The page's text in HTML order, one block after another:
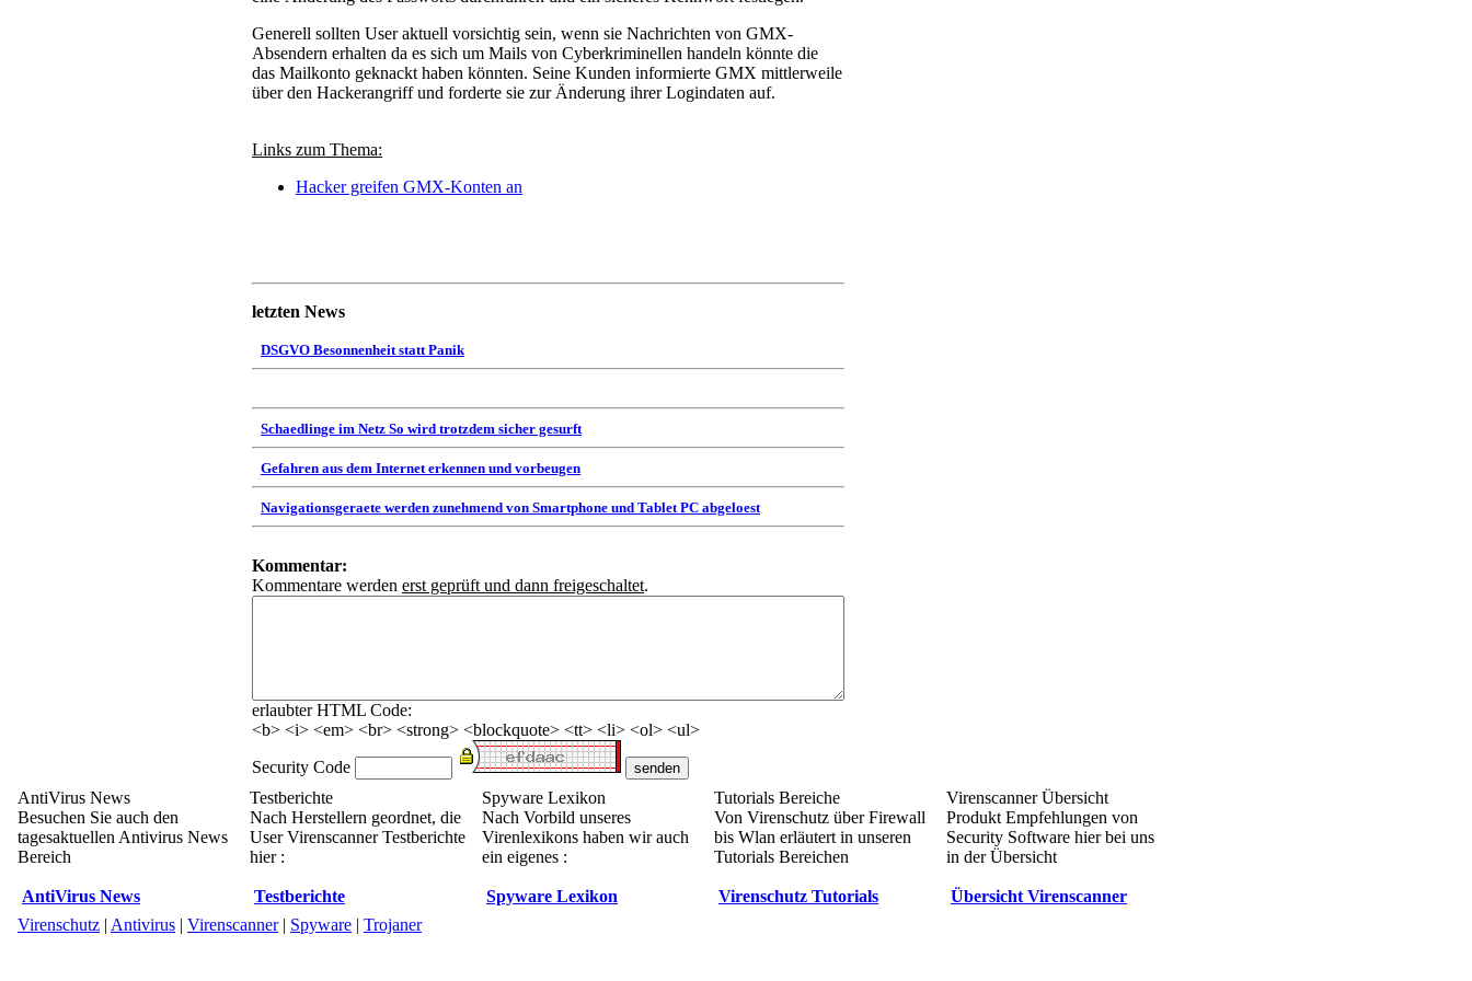
Generell sollten User aktuell vorsichtig sein, wenn sie Nachrichten von GMX-
Absendern erhalten da es sich um Mails von Cyberkriminellen handeln könnte die
das Mailkonto geknackt haben könnten. Seine Kunden informierte GMX mittlerweile
über den Hackerangriff und forderte sie zur Änderung ihrer Logindaten auf.
Links zum Thema:
Hacker greifen GMX-Konten an
letzten News
DSGVO Besonnenheit statt Panik
Schaedlinge im Netz So wird trotzdem sicher gesurft
Gefahren aus dem Internet erkennen und vorbeugen
Navigationsgeraete werden zunehmend von Smartphone und Tablet PC abgeloest
Kommentar:
Kommentare werden erst geprüft und dann freigeschaltet.
erlaubter HTML Code:
<b> <i> <em> <br> <strong> <blockquote> <tt> <li> <ol> <ul>
Security Code
AntiVirus News
Besuchen Sie auch den
tagesaktuellen Antivirus News
Bereich
AntiVirus News
Testberichte
Nach Herstellern geordnet, die
User Virenscanner Testberichte
hier :
Testberichte
Spyware Lexikon
Nach Vorbild unseres
Virenlexikons haben wir auch
ein eigenes :
Spyware Lexikon
Tutorials Bereiche
Von Virenschutz über Firewall
bis Wlan erläutert in unseren
Tutorials Bereichen
Virenschutz Tutorials
Virenscanner Übersicht
Produkt Empfehlungen von
Security Software hier bei uns
in der Übersicht
Übersicht Virenscanner
Virenschutz | Antivirus | Virenscanner| Spyware | Trojaner